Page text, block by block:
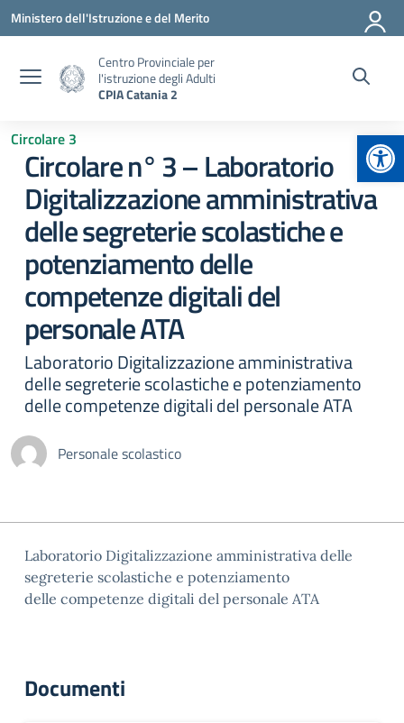
Vai ai contenuti
Vai al menu di navigazione
Vai al footer
Ministero dell'Istruzione e del Merito
Centro Provinciale per
l'istruzione degli Adulti
CPIA Catania 2
Circolare 3
Circolare n° 3 – Laboratorio
Digitalizzazione amministrativa
delle segreterie scolastiche e
potenziamento delle
competenze digitali del
personale ATA
Laboratorio Digitalizzazione amministrativa
delle segreterie scolastiche e potenziamento
delle competenze digitali del personale ATA
Personale scolastico
Laboratorio Digitalizzazione amministrativa delle
segreterie scolastiche e potenziamento
delle competenze digitali del personale ATA
Documenti